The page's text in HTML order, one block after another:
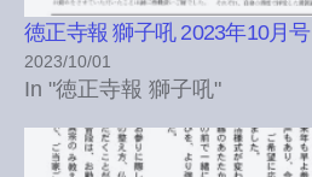
徳正寺報 獅子吼 2023年10月号
2023/10/01
In "徳正寺報 獅子吼"